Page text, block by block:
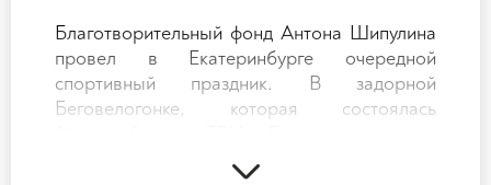
Благотворительный фонд Антона Шипулина
провел в Екатеринбурге очередной
спортивный праздник. В задорной
Беговелогонке, которая состоялась
участие дети и взрослые, спортсмены